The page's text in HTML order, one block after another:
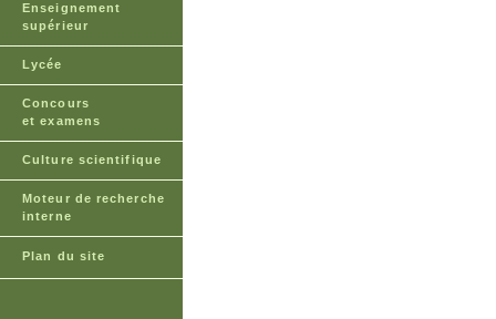
Enseignement
supérieur
Lycée
Concours
et examens
Culture scientifique
Moteur de recherche
interne
Plan du site